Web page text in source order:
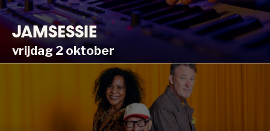
JAMSESSIE
vrijdag 2 oktober